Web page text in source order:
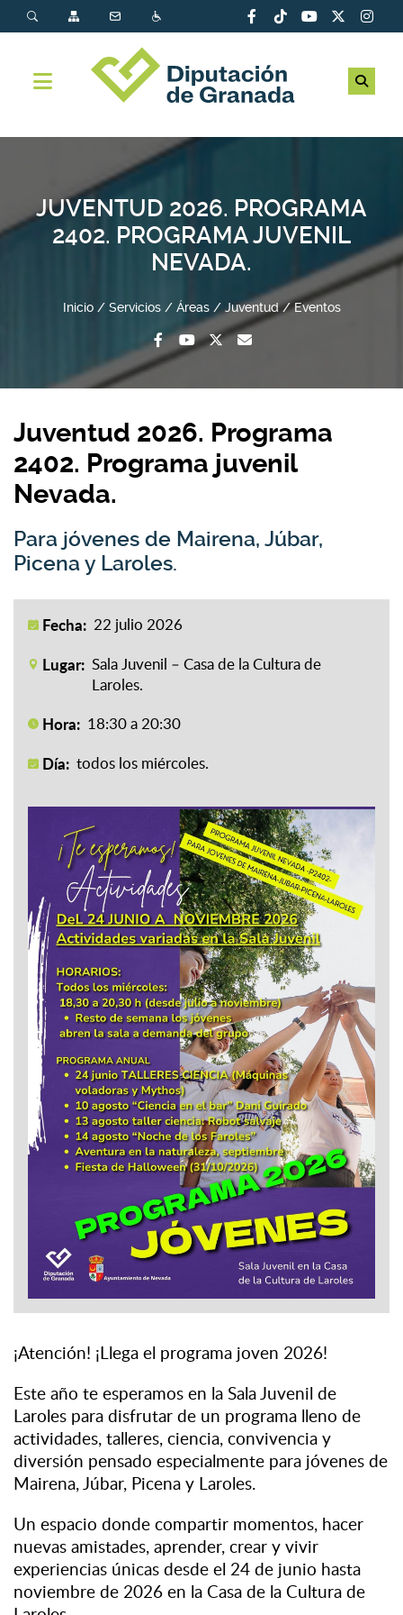
JUVENTUD 2026. PROGRAMA
2402. PROGRAMA JUVENIL
NEVADA.
Inicio Servicios Áreas Juventud Eventos
Juventud 2026. Programa
2402. Programa juvenil
Nevada.
Para jóvenes de Mairena, Júbar,
Picena y Laroles.
Fecha: 22 julio 2026
Lugar: Sala Juvenil – Casa de la Cultura de
Laroles.
Hora: 18:30 a 20:30
Día: todos los miércoles.
¡Atención! ¡Llega el programa joven 2026!
Este año te esperamos en la Sala Juvenil de
Laroles para disfrutar de un programa lleno de
actividades, talleres, ciencia, convivencia y
diversión pensado especialmente para jóvenes de
Mairena, Júbar, Picena y Laroles.
Un espacio donde compartir momentos, hacer
nuevas amistades, aprender, crear y vivir
experiencias únicas desde el 24 de junio hasta
noviembre de 2026 en la Casa de la Cultura de